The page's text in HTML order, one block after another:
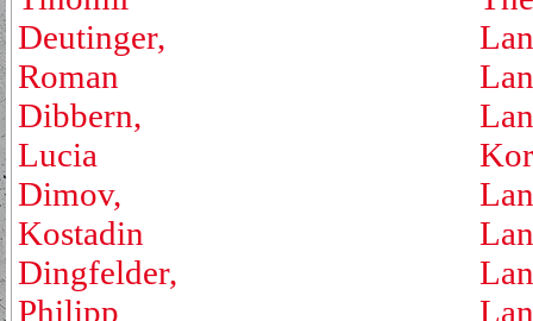
Deutinger,
Roman
Dibbern,
Lucia
Dimov,
Kostadin
Dingfelder,
Philipp